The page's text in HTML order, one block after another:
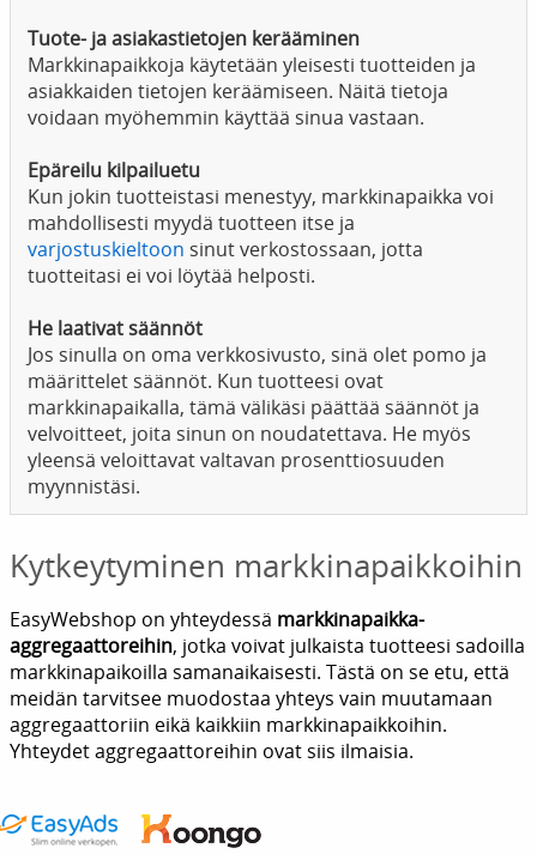
Tuote- ja asiakastietojen kerääminen
Markkinapaikkoja käytetään yleisesti tuotteiden ja
asiakkaiden tietojen keräämiseen. Näitä tietoja
voidaan myöhemmin käyttää sinua vastaan.
Epäreilu kilpailuetu
Kun jokin tuotteistasi menestyy, markkinapaikka voi
mahdollisesti myydä tuotteen itse ja
varjostuskieltoon sinut verkostossaan, jotta
tuotteitasi ei voi löytää helposti.
He laativat säännöt
Jos sinulla on oma verkkosivusto, sinä olet pomo ja
määrittelet säännöt. Kun tuotteesi ovat
markkinapaikalla, tämä välikäsi päättää säännöt ja
velvoitteet, joita sinun on noudatettava. He myös
yleensä veloittavat valtavan prosenttiosuuden
myynnistäsi.
Kytkeytyminen markkinapaikkoihin
EasyWebshop on yhteydessä markkinapaikka-
aggregaattoreihin, jotka voivat julkaista tuotteesi sadoilla
markkinapaikoilla samanaikaisesti. Tästä on se etu, että
meidän tarvitsee muodostaa yhteys vain muutamaan
aggregaattoriin eikä kaikkiin markkinapaikkoihin.
Yhteydet aggregaattoreihin ovat siis ilmaisia.